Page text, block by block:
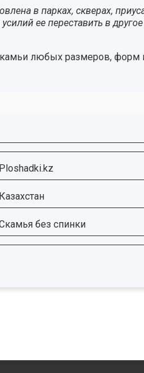
в парках, скверах,
ее переставить в
любых размеров, форм
Ploshadki.kz
Казахстан
без спинки